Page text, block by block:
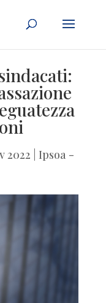
2022 Ipsoa -